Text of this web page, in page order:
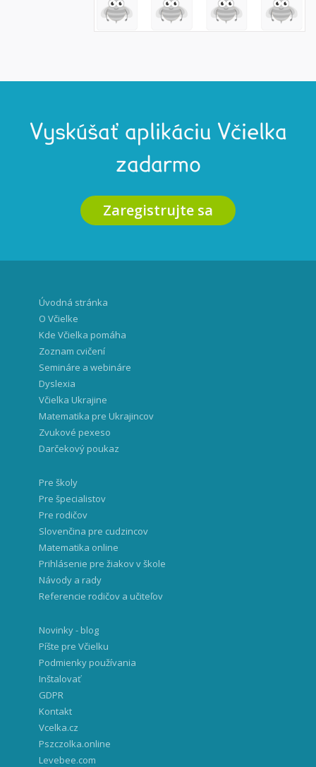
Vyskúšať aplikáciu Včielka
zadarmo
Zaregistrujte sa
Úvodná stránka
O Včielke
Kde Včielka pomáha
Zoznam cvičení
Semináre a webináre
Dyslexia
Včielka Ukrajine
Matematika pre Ukrajincov
Zvukové pexeso
Darčekový poukaz
Pre školy
Pre špecialistov
Pre rodičov
Slovenčina pre cudzincov
Matematika online
Prihlásenie pre žiakov v škole
Návody a rady
Referencie rodičov a učiteľov
Novinky - blog
Píšte pre Včielku
Podmienky používania
Inštalovať
GDPR
Kontakt
Vcelka.cz
Pszczolka.online
Levebee.com